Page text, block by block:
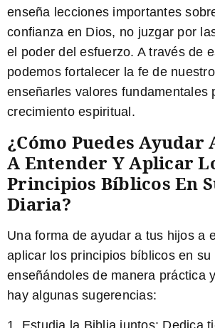
enseña lecciones importantes
confianza en Dios, no juzgar por
el poder del esfuerzo. A través de
podemos fortalecer la fe de
enseñarles valores fundamentales
crecimiento espiritual.
¿Cómo Puedes Ayudar
A Entender Y Aplicar
Principios Bíblicos En
Diaria?
Una forma de ayudar a tus hijos a
aplicar los principios bíblicos en su
enseñándoles de manera práctica
hay algunas sugerencias: